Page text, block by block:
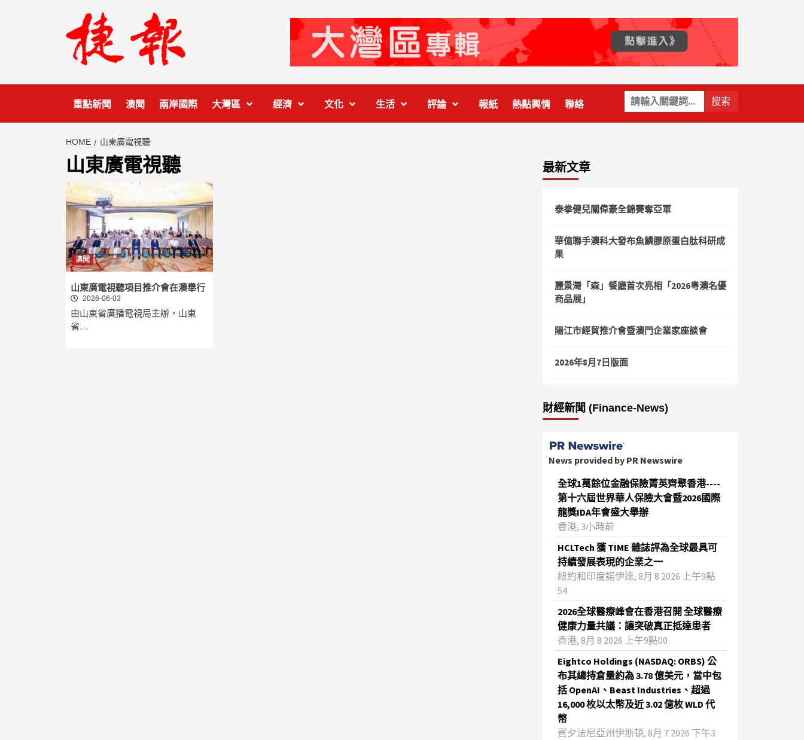
關
鍵
字:
重點新聞 澳聞 兩岸國際 大灣區 經濟 文化 生活 評論 報紙 熱點輿情 聯絡
HOME 山東廣電視聽
山東廣電視聽
澳聞
山東廣電視聽項目推介會在澳舉行
2026-06-03
由山東省廣播電視局主辦，山東
省…
最新文章
泰拳健兒關偉豪全錦賽奪亞軍
華億聯手澳科大發布魚鱗膠原蛋白肽科研成
果
麗景灣「森」餐廳首次亮相「2026粵澳名優
商品展」
陽江市經貿推介會暨澳門企業家座談會
2026年8月7日版面
財經新聞 (Finance-News)
News provided by PR Newswire
全球1萬餘位金融保險菁英齊聚香港----
第十六屆世界華人保險大會暨2026國際
龍獎IDA年會盛大舉辦
香港, 3小時前
HCLTech 獲 TIME 雜誌評為全球最具可
持續發展表現的企業之一
紐約和印度諾伊達, 8月 8 2026 上午9點
54
2026全球醫療峰會在香港召開 全球醫療
健康力量共議：讓突破真正抵達患者
香港, 8月 8 2026 上午9點00
Eightco Holdings (NASDAQ: ORBS) 公
布其總持倉量約為 3.78 億美元，當中包
括 OpenAI、Beast Industries、超過
16,000 枚以太幣及近 3.02 億枚 WLD 代
幣
賓夕法尼亞州伊斯頓, 8月 7 2026 下午3